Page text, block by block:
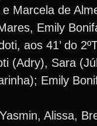
Marcela de
Emily
aos 41’ do
(Adry), Sara
Emily
Alissa,